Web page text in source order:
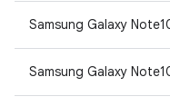
Samsung Galaxy
Samsung Galaxy